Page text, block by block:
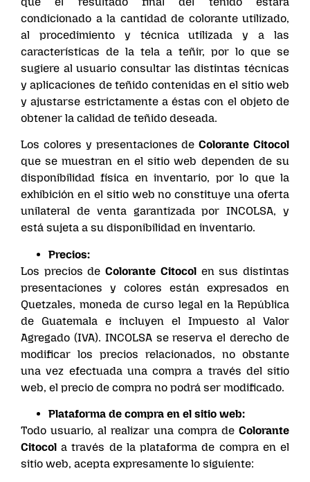
condicionado a la cantidad de colorante utilizado,
al procedimiento y técnica utilizada y a las
características de la tela a teñir, por lo que se
sugiere al usuario consultar las distintas técnicas
y aplicaciones de teñido contenidas en el sitio web
y ajustarse estrictamente a éstas con el objeto de
obtener la calidad de teñido deseada.
Los colores y presentaciones deColorante Citocol
que se muestran en el sitio web dependen de su
disponibilidad física en inventario, por lo que la
exhibición en el sitio web no constituye una oferta
unilateral de venta garantizada por INCOLSA, y
está sujeta a su disponibilidad en inventario.
Precios:
Los precios deColorante Citocol en sus distintas
presentaciones y colores están expresados en
Quetzales, moneda de curso legal en la República
de Guatemala e incluyen el Impuesto al Valor
Agregado (IVA). INCOLSA se reserva el derecho de
modificar los precios relacionados, no obstante
una vez efectuada una compra a través del sitio
web, el precio de compra no podrá ser modificado.
Plataforma de compra en el sitio web:
Todo usuario, al realizar una compra de Colorante
Citocol a través de la plataforma de compra en el
sitio web, acepta expresamente lo siguiente: